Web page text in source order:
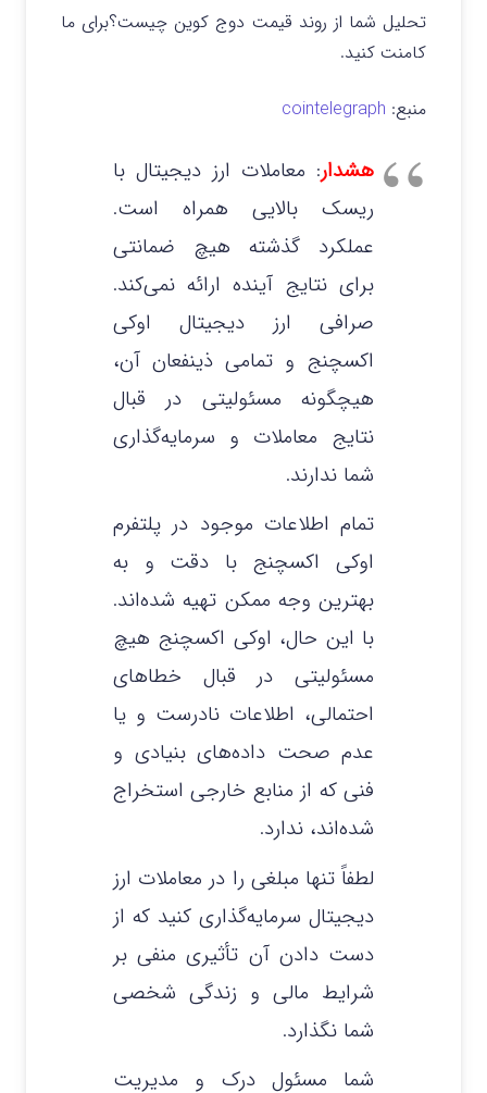
تحلیل شما از روند قیمت دوج کوین چیست؟برای ما
کامنت کنید.
منبع: cointelegraph
هشدار: معاملات ارز دیجیتال با
ریسک بالایی همراه است.
عملکرد گذشته هیچ ضمانتی
برای نتایج آینده ارائه نمی‌کند.
صرافی ارز دیجیتال اوکی
اکسچنج و تمامی ذینفعان آن،
هیچگونه مسئولیتی در قبال
نتایج معاملات و سرمایه‌گذاری
شما ندارند.
تمام اطلاعات موجود در پلتفرم
اوکی اکسچنج با دقت و به
بهترین وجه ممکن تهیه شده‌اند.
با این حال، اوکی اکسچنج هیچ
مسئولیتی در قبال خطاهای
احتمالی، اطلاعات نادرست و یا
عدم صحت داده‌های بنیادی و
فنی که از منابع خارجی استخراج
شده‌اند، ندارد.
لطفاً تنها مبلغی را در معاملات ارز
دیجیتال سرمایه‌گذاری کنید که از
دست دادن آن تأثیری منفی بر
شرایط مالی و زندگی شخصی
شما نگذارد.
شما مسئول درک و مدیریت